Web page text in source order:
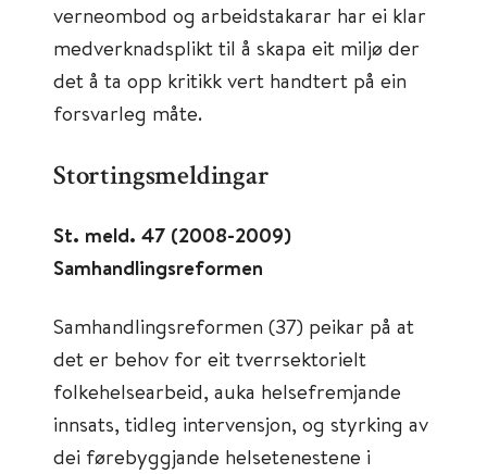
verneombod og arbeidstakarar har ei klar
medverknadsplikt til å skapa eit miljø der
det å ta opp kritikk vert handtert på ein
forsvarleg måte.
Stortingsmeldingar
St. meld. 47 (2008-2009)
Samhandlingsreformen
Samhandlingsreformen (37) peikar på at
det er behov for eit tverrsektorielt
folkehelsearbeid, auka helsefremjande
innsats, tidleg intervensjon, og styrking av
dei førebyggjande helsetenestene i